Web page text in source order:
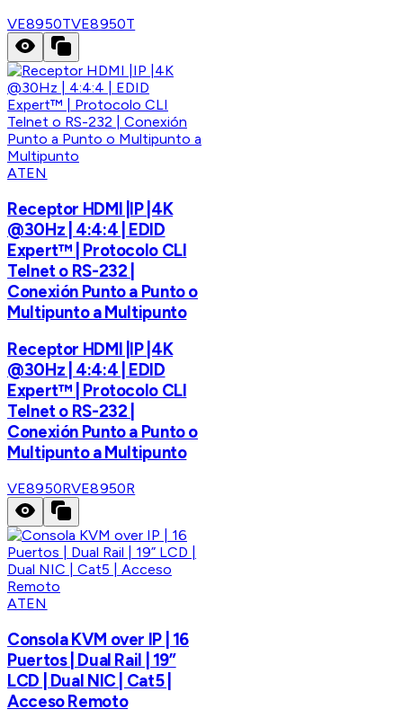
VE8950TVE8950T
ATEN
Receptor HDMI |IP |4K
@30Hz | 4:4:4 | EDID
Expert™ | Protocolo CLI
Telnet o RS-232 |
Conexión Punto a Punto o
Multipunto a Multipunto
Receptor HDMI |IP |4K
@30Hz | 4:4:4 | EDID
Expert™ | Protocolo CLI
Telnet o RS-232 |
Conexión Punto a Punto o
Multipunto a Multipunto
VE8950RVE8950R
ATEN
Consola KVM over IP | 16
Puertos | Dual Rail | 19”
LCD | Dual NIC | Cat5 |
Acceso Remoto